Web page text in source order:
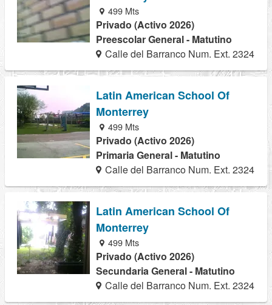
499 Mts
Privado (Activo 2026)
Preescolar General - Matutino
Calle del Barranco Num. Ext. 2324
Latin American School Of
Monterrey
499 Mts
Privado (Activo 2026)
Primaria General - Matutino
Calle del Barranco Num. Ext. 2324
Latin American School Of
Monterrey
499 Mts
Privado (Activo 2026)
Secundaria General - Matutino
Calle del Barranco Num. Ext. 2324